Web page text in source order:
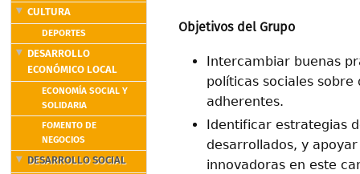
CULTURA
DEPORTES
DESARROLLO
ECONÓMICO LOCAL
ECONOMÍA SOCIAL Y
SOLIDARIA
FOMENTO DE
NEGOCIOS
DESARROLLO SOCIAL
Objetivos del Grupo
Intercambiar buenas
políticas sociales sobre
adherentes.
Identificar estrategias
desarrollados, y
innovadoras en este